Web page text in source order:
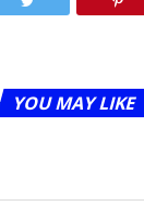
YOU MAY LIKE